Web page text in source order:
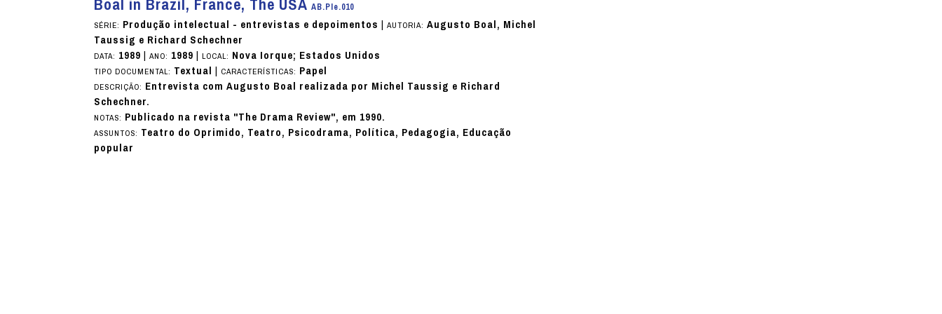
AB.PIe.010
SÉRIE: Produção intelectual - entrevistas e depoimentos |AUTORIA:Augusto Boal, Michel
Taussig e Richard Schechner
DATA: 1989|ANO: 1989|LOCAL: Nova Iorque; Estados Unidos
TIPO DOCUMENTAL: Textual | CARACTERÍSTICAS: Papel
DESCRIÇÃO: Entrevista com Augusto Boal realizada por Michel Taussig e Richard
Schechner.
NOTAS: Publicado na revista "The Drama Review", em 1990.
ASSUNTOS: Teatro do Oprimido, Teatro, Psicodrama, Política, Pedagogia, Educação
popular